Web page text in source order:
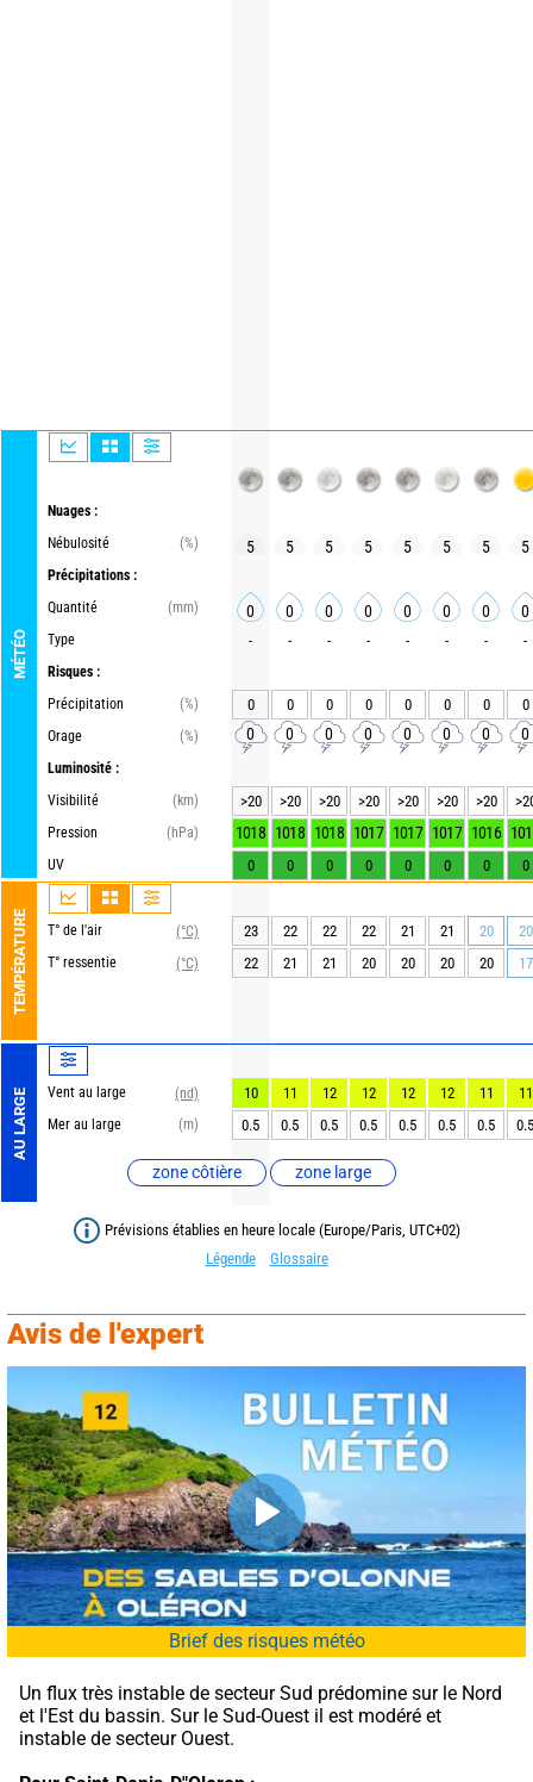
MÉTÉO
Nuages :
Nébulosité
(%)
Précipitations :
Quantité
(mm)
Type
Risques :
Précipitation
(%)
Orage
(%)
Luminosité :
Visibilité
(km)
Pression
(hPa)
UV
TEMPÉRATURE T° de l'air
(°C)
T° ressentie
(°C)
AU LARGE Vent au large
(nd)
Mer au large
(m)
zone côtière zone large
5 5 5 5 5 5 5 5
0 0 0 0 0 0 0 0
- - - - - - - -
0 0 0 0 0 0 0 0
0 0 0 0 0 0 0 0
>20 >20 >20 >20 >20 >20 >20
1018 1018 1018 1017 1017 1017 1016
0 0 0 0 0 0 0 0
23 22 22 22 21 21 20
20
22
21 21 20 20 20 20 17
10 11 12 12 12 12 11
11
0.5
0.5 0.5 0.5 0.5 0.5 0.5 0.5
Prévisions établies en heure locale (Europe/Paris, UTC+02)
Légende
Glossaire
Avis de l'expert
Brief des risques météo
Un flux très instable de secteur Sud prédomine sur le Nord
et l'Est du bassin. Sur le Sud-Ouest il est modéré et
instable de secteur Ouest.